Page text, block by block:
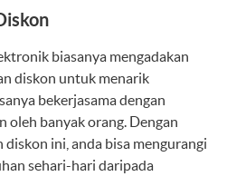
biasanya mengadakan
diskon untuk menarik
bekerjasama dengan
oleh banyak orang. Dengan
ini, anda bisa mengurangi
sehari-hari daripada